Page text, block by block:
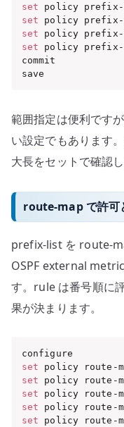
set policy prefix-
set policy prefix-
set policy prefix-
set policy prefix-
commit
save
範囲指定は便利です
い設定でもあります
大長をセットで確認し
route-map で許可
prefix-list を route-
OSPF external
す。rule は番号順に
果が決まります。
set policy route-
set policy route-
set policy route-
set policy route-
set policy route-